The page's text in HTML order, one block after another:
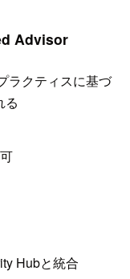
Advisor
ラクティスに基づ
る
Hubと統合